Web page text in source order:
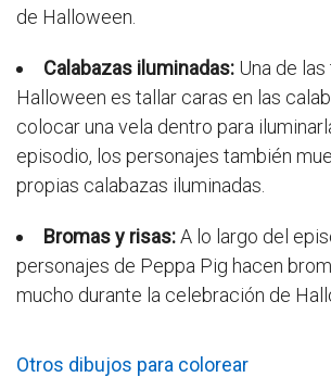
de Halloween.
Calabazas iluminadas: Una de
Halloween es tallar caras en las
colocar una vela dentro para
episodio, los personajes también
propias calabazas iluminadas.
Bromas y risas:A lo largo del
personajes de Peppa Pig hacen
mucho durante la celebración de
Otros dibujos para colorear